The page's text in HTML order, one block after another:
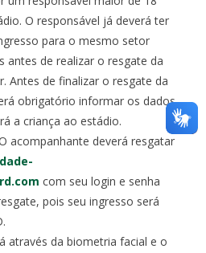
O responsável já deverá ter
para o mesmo setor
antes de realizar o resgate da
Antes de finalizar o resgate da
obrigatório informar os dados
a criança ao estádio.
acompanhante deverá resgatar
com seu login e senha
pois seu ingresso será
através da biometria facial e o